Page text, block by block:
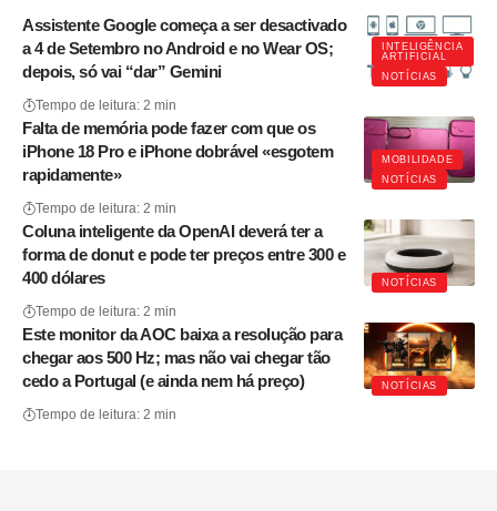
INTELIGÊNCIA
ARTIFICIAL
NOTÍCIAS
Assistente Google começa a ser desactivado
a 4 de Setembro no Android e no Wear OS;
depois, só vai “dar” Gemini
Tempo de leitura: 2 min
MOBILIDADE
NOTÍCIAS
Falta de memória pode fazer com que os
iPhone 18 Pro e iPhone dobrável «esgotem
rapidamente»
Tempo de leitura: 2 min
NOTÍCIAS
Coluna inteligente da OpenAI deverá ter a
forma de donut e pode ter preços entre 300 e
400 dólares
Tempo de leitura: 2 min
NOTÍCIAS
Este monitor da AOC baixa a resolução para
chegar aos 500 Hz; mas não vai chegar tão
cedo a Portugal (e ainda nem há preço)
Tempo de leitura: 2 min